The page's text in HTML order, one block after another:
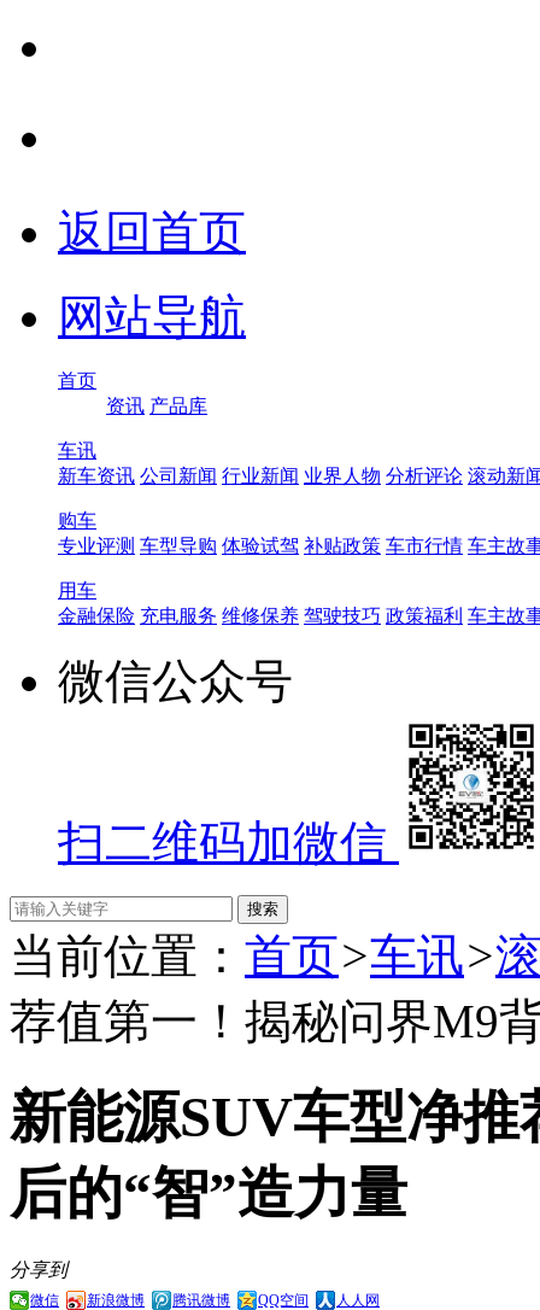
返回首页
网站导航
首页
资讯 产品库
车讯
新车资讯 公司新闻 行业新闻 业界人物 分析评论 滚动新
购车
专业评测 车型导购 体验试驾 补贴政策 车市行情 车主故
用车
金融保险 充电服务 维修保养 驾驶技巧 政策福利 车主故
微信公众号
扫二维码加微信
当前位置： 首页>车讯>
荐值第一！揭秘问界M9
新能源SUV车型净
后的“智”造力量
分享到
微信 新浪微博 腾讯微博 QQ空间 人人网